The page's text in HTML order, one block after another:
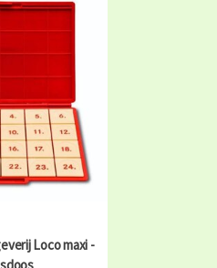
Loco maxi -